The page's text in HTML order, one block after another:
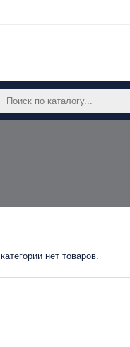
нет товаров.